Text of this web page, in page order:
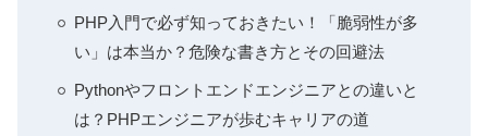
PHP入門で必ず知っておきたい！「脆弱性が多
い」は本当か？危険な書き方とその回避法
Pythonやフロントエンドエンジニアとの違いと
は？PHPエンジニアが歩むキャリアの道